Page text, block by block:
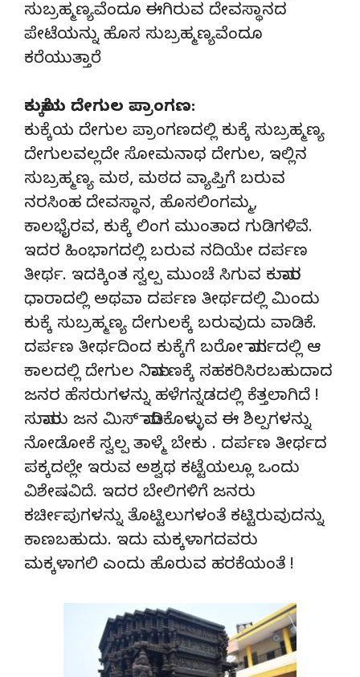
ಸುಬ್ರಹ್ಮಣ್ಯವೆಂದೂ ಈಗಿರುವ ದೇವಸ್ಥಾನದ
ಪೇಟೆಯನ್ನು ಹೊಸ ಸುಬ್ರಹ್ಮಣ್ಯವೆಂದೂ
ಕರೆಯುತ್ತಾರೆ
ಕುಕ್ಕೆಯ ದೇಗುಲ ಪ್ರಾಂಗಣ:
ಕುಕ್ಕೆಯ ದೇಗುಲ ಪ್ರಾಂಗಣದಲ್ಲಿ ಕುಕ್ಕೆ ಸುಬ್ರಹ್ಮಣ್ಯ
ದೇಗುಲವಲ್ಲದೇ ಸೋಮನಾಥ ದೇಗುಲ, ಇಲ್ಲಿನ
ಸುಬ್ರಹ್ಮಣ್ಯ ಮಠ, ಮಠದ ವ್ಯಾಪ್ತಿಗೆ ಬರುವ
ನರಸಿಂಹ ದೇವಸ್ಥಾನ, ಹೊಸಲಿಂಗಮ್ಮ,
ಕಾಲಭೈರವ, ಕುಕ್ಕೆ ಲಿಂಗ ಮುಂತಾದ ಗುಡಿಗಳಿವೆ.
ಇದರ ಹಿಂಭಾಗದಲ್ಲಿ ಬರುವ ನದಿಯೇ ದರ್ಪಣ
ತೀರ್ಥ. ಇದಕ್ಕಿಂತ ಸ್ವಲ್ಪ ಮುಂಚೆ ಸಿಗುವ ಕುಮಾರ
ಧಾರಾದಲ್ಲಿ ಅಥವಾ ದರ್ಪಣ ತೀರ್ಥದಲ್ಲಿ ಮಿಂದು
ಕುಕ್ಕೆ ಸುಬ್ರಹ್ಮಣ್ಯ ದೇಗುಲಕ್ಕೆ ಬರುವುದು ವಾಡಿಕೆ.
ದರ್ಪಣ ತೀರ್ಥದಿಂದ ಕುಕ್ಕೆಗೆ ಬರೋ ಮಾರ್ಗದಲ್ಲಿ ಆ
ಕಾಲದಲ್ಲಿ ದೇಗುಲ ನಿರ್ಮಾಣಕ್ಕೆ ಸಹಕರಿಸಿರಬಹುದಾದ
ಜನರ ಹೆಸರುಗಳನ್ನು ಹಳೆಗನ್ನಡದಲ್ಲಿ ಕೆತ್ತಲಾಗಿದೆ !
ಸುಮಾರು ಜನ ಮಿಸ್ ಮಾಡಿಕೊಳ್ಳುವ ಈ ಶಿಲ್ಪಗಳನ್ನು
ನೋಡೋಕೆ ಸ್ವಲ್ಪ ತಾಳ್ಮೆ ಬೇಕು . ದರ್ಪಣ ತೀರ್ಥದ
ಪಕ್ಕದಲ್ಲೇ ಇರುವ ಅಶ್ವಥ ಕಟ್ಟೆಯಲ್ಲೂ ಒಂದು
ವಿಶೇಷವಿದೆ. ಇದರ ಬೇಲಿಗಳಿಗೆ ಜನರು
ಕರ್ಚೀಪುಗಳನ್ನು ತೊಟ್ಟಿಲುಗಳಂತೆ ಕಟ್ಟಿರುವುದನ್ನು
ಕಾಣಬಹುದು. ಇದು ಮಕ್ಕಳಾಗದವರು
ಮಕ್ಕಳಾಗಲಿ ಎಂದು ಹೊರುವ ಹರಕೆಯಂತೆ !